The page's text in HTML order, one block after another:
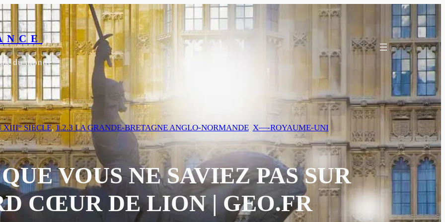
du monde
XIII° SIECLE, 1.2.3 LA GRANDE-BRETAGNE ANGLO-NORMANDE, X—-ROYAUME-UNI
VOUS NE SAVIEZ PAS SUR
CŒUR DE LION | GEO.FR